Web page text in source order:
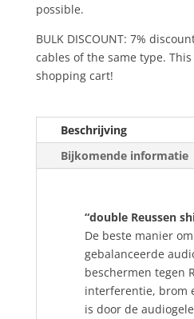
possible.
BULK DISCOUNT: 7%
cables of the same type.
shopping cart!
Beschrijving
Bijkomende informatie
“double Reussen
De beste manier om
gebalanceerde
beschermen tegen
interferentie, brom
is door de